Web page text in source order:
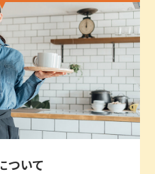
ついて